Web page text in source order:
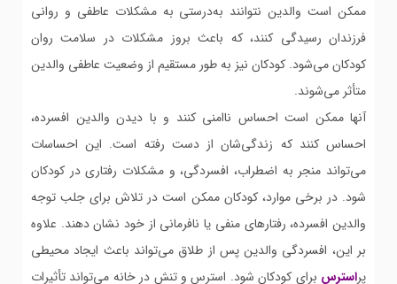
ممکن است والدین نتوانند به‌درستی به مشکلات عاطفی و روانی
فرزندان رسیدگی کنند، که باعث بروز مشکلات در سلامت روان
کودکان می‌شود. کودکان نیز به طور مستقیم از وضعیت عاطفی والدین
متأثر می‌شوند.
آنها ممکن است احساس ناامنی کنند و با دیدن والدین افسرده،
احساس کنند که زندگی‌شان از دست رفته است. این احساسات
می‌تواند منجر به اضطراب، افسردگی، و مشکلات رفتاری در کودکان
شود. در برخی موارد، کودکان ممکن است در تلاش برای جلب توجه
والدین افسرده، رفتارهای منفی یا نافرمانی از خود نشان دهند. علاوه
بر این، افسردگی والدین پس از طلاق می‌تواند باعث ایجاد محیطی
پراسترس برای کودکان شود. استرس و تنش در خانه می‌تواند تأثیرات